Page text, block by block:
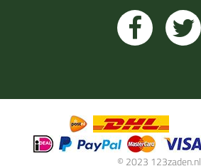
© 2023 123zaden.nl